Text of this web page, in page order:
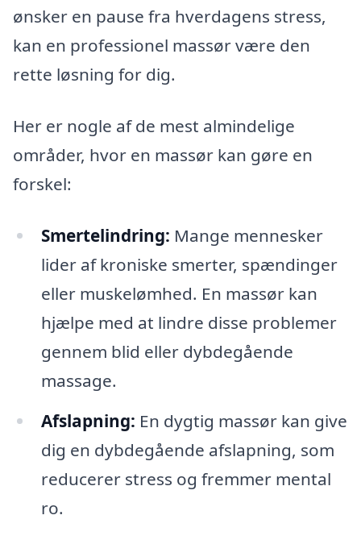
ønsker en pause fra hverdagens stress,
kan en professionel massør være den
rette løsning for dig.
Her er nogle af de mest almindelige
områder, hvor en massør kan gøre en
forskel:
Smertelindring: Mange mennesker
lider af kroniske smerter, spændinger
eller muskelømhed. En massør kan
hjælpe med at lindre disse problemer
gennem blid eller dybdegående
massage.
Afslapning: En dygtig massør kan give
dig en dybdegående afslapning, som
reducerer stress og fremmer mental
ro.